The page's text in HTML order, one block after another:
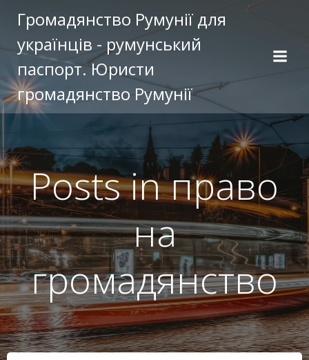
к
содержимому
Громадянство Румунії для
українців - румунський
паспорт. Юристи
громадянство Румунії
Posts in право
на
громадянство